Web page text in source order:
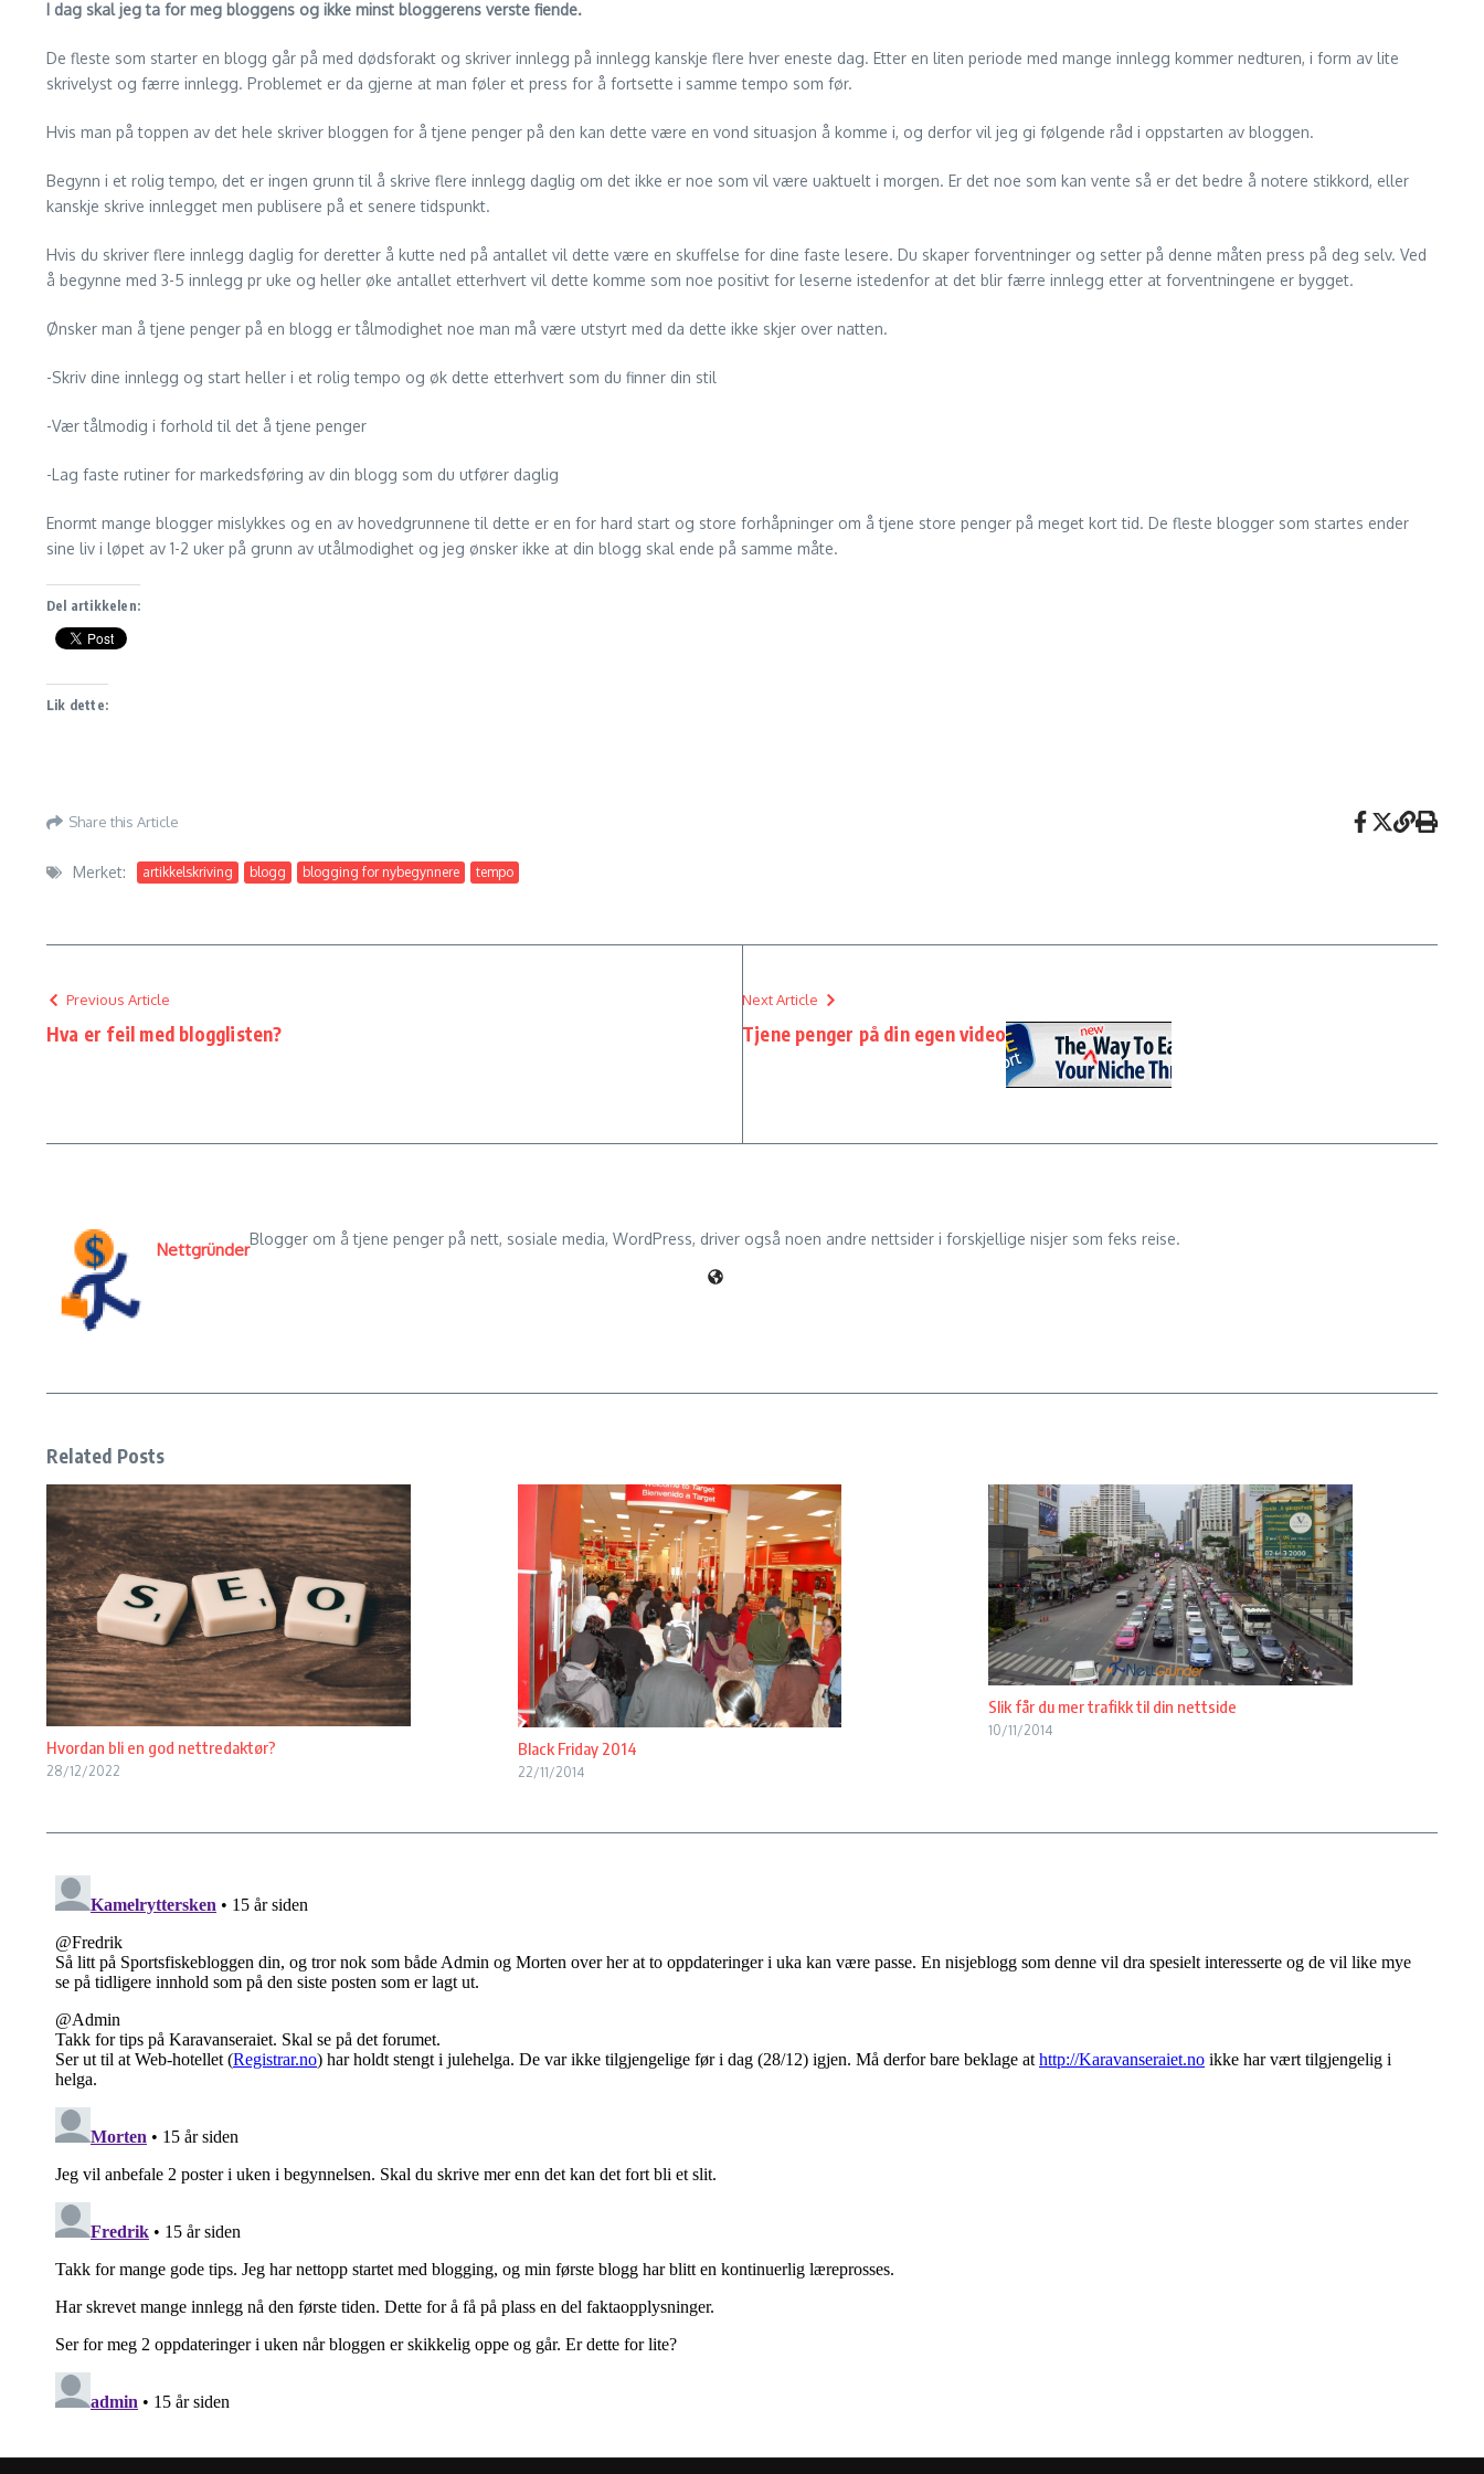
I dag skal jeg ta for meg bloggens og ikke minst bloggerens verste fiende.
De fleste som starter en blogg går på med dødsforakt og skriver innlegg på innlegg kanskje flere hver eneste dag. Etter en liten periode med mange innlegg kommer nedturen, i form av lite
skrivelyst og færre innlegg. Problemet er da gjerne at man føler et press for å fortsette i samme tempo som før.
Hvis man på toppen av det hele skriver bloggen for å tjene penger på den kan dette være en vond situasjon å komme i, og derfor vil jeg gi følgende råd i oppstarten av bloggen.
Begynn i et rolig tempo, det er ingen grunn til å skrive flere innlegg daglig om det ikke er noe som vil være uaktuelt i morgen. Er det noe som kan vente så er det bedre å notere stikkord, eller
kanskje skrive innlegget men publisere på et senere tidspunkt.
Hvis du skriver flere innlegg daglig for deretter å kutte ned på antallet vil dette være en skuffelse for dine faste lesere. Du skaper forventninger og setter på denne måten press på deg selv. Ved
å begynne med 3-5 innlegg pr uke og heller øke antallet etterhvert vil dette komme som noe positivt for leserne istedenfor at det blir færre innlegg etter at forventningene er bygget.
Ønsker man å tjene penger på en blogg er tålmodighet noe man må være utstyrt med da dette ikke skjer over natten.
-Skriv dine innlegg og start heller i et rolig tempo og øk dette etterhvert som du finner din stil
-Vær tålmodig i forhold til det å tjene penger
-Lag faste rutiner for markedsføring av din blogg som du utfører daglig
Enormt mange blogger mislykkes og en av hovedgrunnene til dette er en for hard start og store forhåpninger om å tjene store penger på meget kort tid. De fleste blogger som startes ender
sine liv i løpet av 1-2 uker på grunn av utålmodighet og jeg ønsker ikke at din blogg skal ende på samme måte.
Del artikkelen:
Lik dette:
Share this Article
Merket: artikkelskriving blogg blogging for nybegynnere tempo
Previous Article
Hva er feil med blogglisten?
Next Article
Tjene penger på din egen video
Nettgründer
Blogger om å tjene penger på nett, sosiale media, WordPress, driver også noen andre nettsider i forskjellige nisjer som feks reise.
Related Posts
Hvordan bli en god nettredaktør?
28/12/2022
Black Friday 2014
22/11/2014
Slik får du mer trafikk til din nettside
10/11/2014